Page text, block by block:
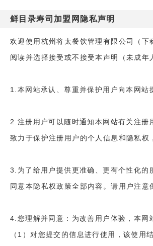
鲜目录寿司加盟网隐私声明
欢迎使用杭州将太餐饮管理有限公司（
阅读并选择接受或不接受本声明（未成
1.本网站承认、尊重并保护用户向本网
2.注册用户可以随时通知本网站有关注
致力于保护注册用户的个人信息和隐私
3.为了给用户提供更准确、更有个性化
同意本隐私权政策全部内容。请用户注意
4.您理解并同意：为改善用户体验，本网
（1）对您提交的信息进行使用，该使